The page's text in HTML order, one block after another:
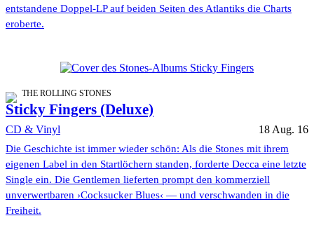
entstandene Doppel-LP auf beiden Seiten des Atlantiks die Charts
eroberte.
THE ROLLING STONES
Sticky Fingers (Deluxe)
CD & Vinyl 18 Aug. 16
Die Geschichte ist immer wieder schön: Als die Stones mit ihrem
eigenen Label in den Startlöchern standen, forderte Decca eine letzte
Single ein. Die Gentlemen lieferten prompt den kommerziell
unverwertbaren ›Cocksucker Blues‹ — und verschwanden in die
Freiheit.